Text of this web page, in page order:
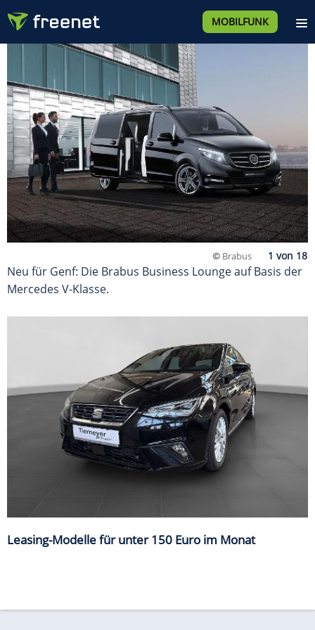
MOBILFUNK
© Brabus
Neu für Genf: Die Brabus Business Lounge auf Basis der
Mercedes V-Klasse.
Leasing-Modelle für unter 150 Euro im Monat